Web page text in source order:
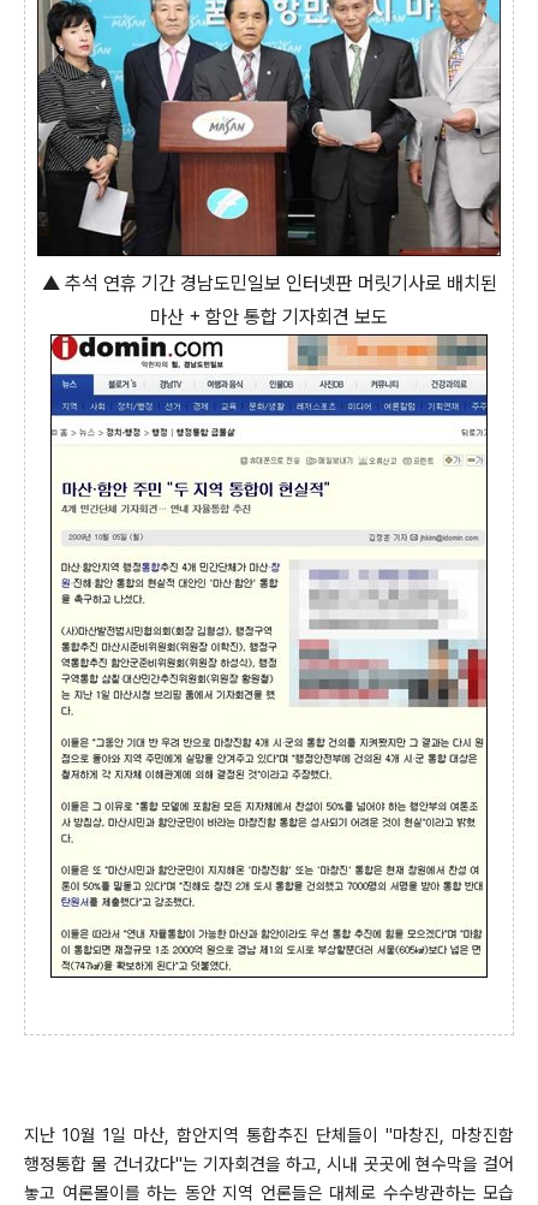
▲ 추석 연휴 기간 경남도민일보 인터넷판 머릿기사로 배치된
마산 + 함안 통합 기자회견 보도
지난 10월 1일 마산, 함안지역 통합추진 단체들이 "마창진, 마창진함
행정통합 물 건너갔다"는 기자회견을 하고, 시내 곳곳에 현수막을 걸어
놓고 여론몰이를 하는 동안 지역 언론들은 대체로 수수방관하는 모습